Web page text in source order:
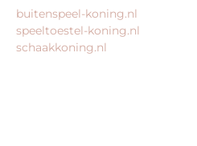
buitenspeel-koning.nl
speeltoestel-koning.nl
schaakkoning.nl